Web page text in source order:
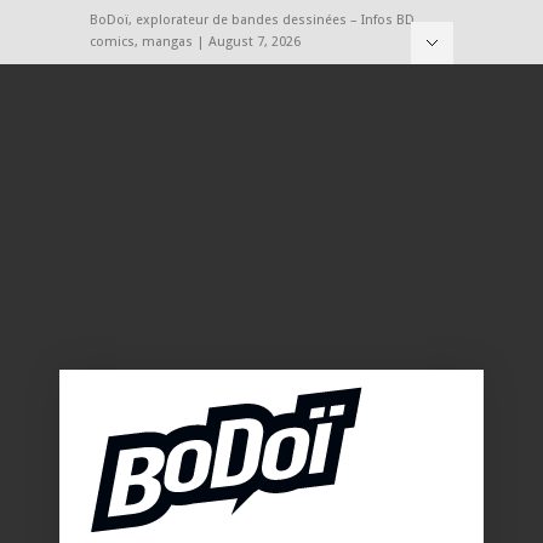
BoDoï, explorateur de bandes dessinées – Infos BD,
comics, mangas | August 7, 2026